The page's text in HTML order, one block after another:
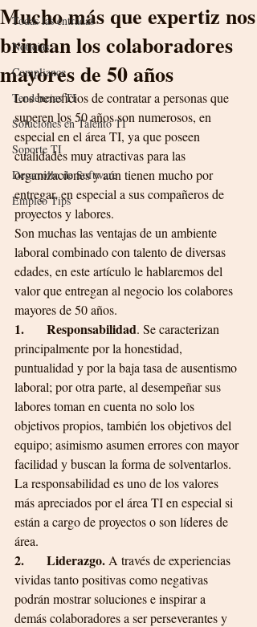
Todas las entradas
Noticias
Compliance
Tendencias TI
Soluciones en Talento TI
Soporte TI
Desarrollo de Software
Empleo Tips
Mucho más que expertiz nos
brindan los colaboradores
mayores de 50 años
Los beneficios de contratar a personas que
superen los 50 años son numerosos, en
especial en el área TI, ya que poseen
cualidades muy atractivas para las
organizaciones y aún tienen mucho por
entregar, en especial a sus compañeros de
proyectos y labores.
Son muchas las ventajas de un ambiente
laboral combinado con talento de diversas
edades, en este artículo le hablaremos del
valor que entregan al negocio los colabores
mayores de 50 años.
1.       Responsabilidad. Se caracterizan
principalmente por la honestidad,
puntualidad y por la baja tasa de ausentismo
laboral; por otra parte, al desempeñar sus
labores toman en cuenta no solo los
objetivos propios, también los objetivos del
equipo; asimismo asumen errores con mayor
facilidad y buscan la forma de solventarlos.
La responsabilidad es uno de los valores
más apreciados por el área TI en especial si
están a cargo de proyectos o son líderes de
área.
2.       Liderazgo. A través de experiencias
vividas tanto positivas como negativas
podrán mostrar soluciones e inspirar a
demás colaboradores a ser perseverantes y